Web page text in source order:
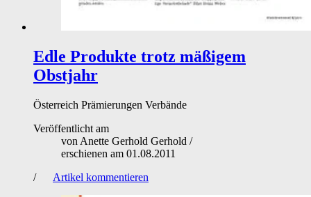
Edle Produkte trotz mäßigem
Obstjahr
Österreich Prämierungen Verbände
Veröffentlicht am
von Anette Gerhold Gerhold /
erschienen am 01.08.2011
/
Artikel kommentieren